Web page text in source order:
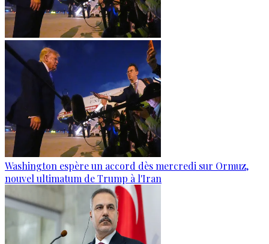
Washington espère un accord dès mercredi sur Ormuz,
nouvel ultimatum de Trump à l'Iran